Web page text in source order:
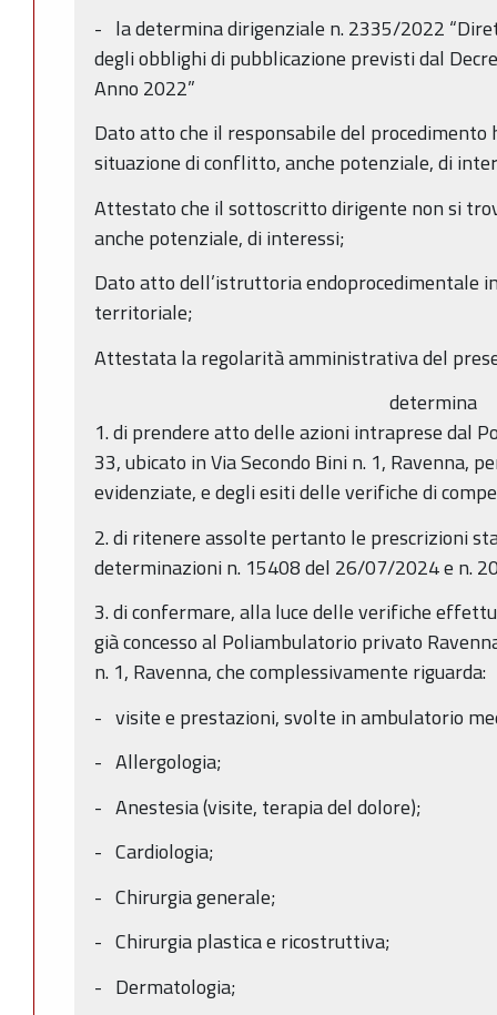
- la determina dirigenziale n. 2335/2022
degli obblighi di pubblicazione previsti dal
Anno 2022”
Dato atto che il responsabile del
situazione di conflitto, anche potenziale, di
Attestato che il sottoscritto dirigente non si
anche potenziale, di interessi;
Dato atto dell’istruttoria endoprocedimentale
territoriale;
Attestata la regolarità amministrativa del
determina
1. di prendere atto delle azioni intraprese dal
33, ubicato in Via Secondo Bini n. 1, Ravenna,
evidenziate, e degli esiti delle verifiche di
2. di ritenere assolte pertanto le prescrizioni
determinazioni n. 15408 del 26/07/2024 e n.
3. di confermare, alla luce delle verifiche
già concesso al Poliambulatorio privato
n. 1, Ravenna, che complessivamente riguarda:
- visite e prestazioni, svolte in ambulatorio
- Allergologia;
- Anestesia (visite, terapia del dolore);
- Cardiologia;
- Chirurgia generale;
- Chirurgia plastica e ricostruttiva;
- Dermatologia;